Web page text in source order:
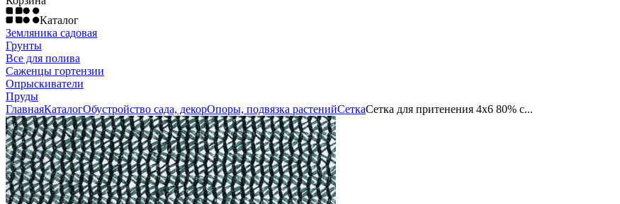
Каталог
Земляника садовая
Грунты
Все для полива
Саженцы гортензии
Опрыскиватели
Пруды
ГлавнаяКаталогОбустройство сада, декорОпоры, подвязка растенийСеткаСетка для притенения 4х6 80% с...